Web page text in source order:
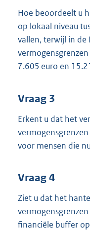
Hoe beoordeelt u
op lokaal niveau
vallen, terwijl in de
7.605 euro en
Vraag 3
Erkent u dat het
voor mensen die
Vraag 4
Ziet u dat het
financiële buffer